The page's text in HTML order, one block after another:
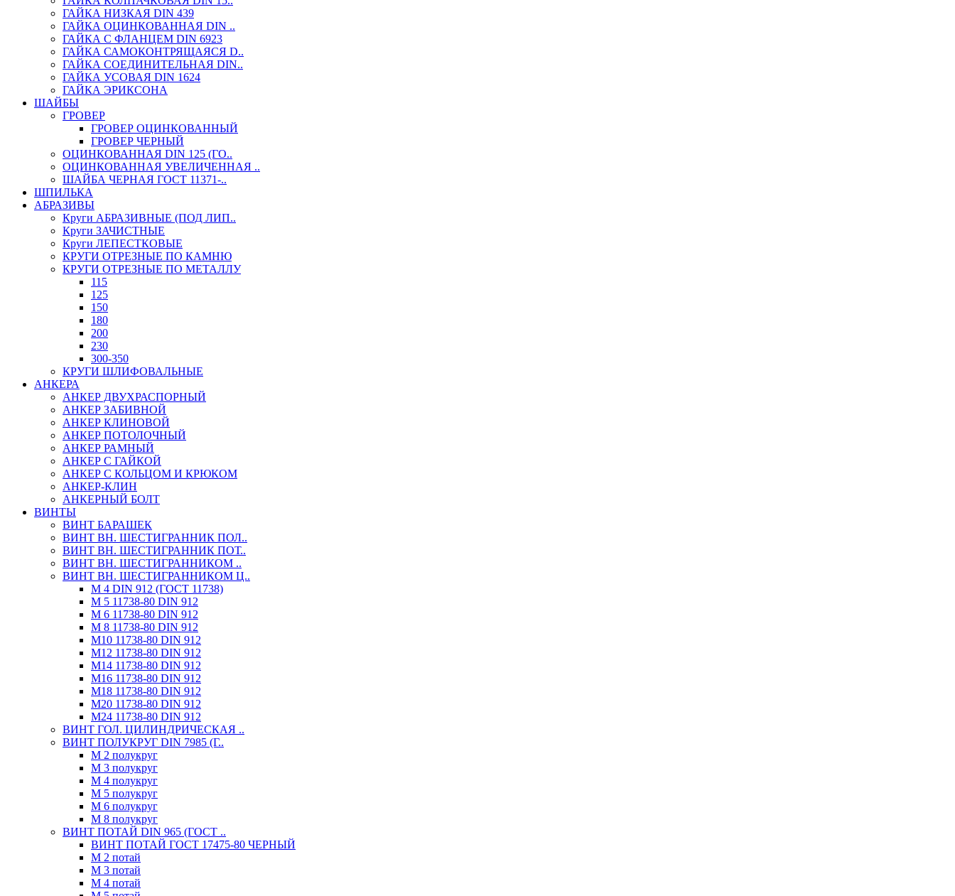
ГАЙКА НИЗКАЯ DIN 439
ГАЙКА ОЦИНКОВАННАЯ DIN ..
ГАЙКА С ФЛАНЦЕМ DIN 6923
ГАЙКА САМОКОНТРЯЩАЯСЯ D..
ГАЙКА СОЕДИНИТЕЛЬНАЯ DIN..
ГАЙКА УСОВАЯ DIN 1624
ГАЙКА ЭРИКСОНА
ШАЙБЫ
ГРОВЕР
ГРОВЕР ОЦИНКОВАННЫЙ
ГРОВЕР ЧЕРНЫЙ
ОЦИНКОВАННАЯ DIN 125 (ГО..
ОЦИНКОВАННАЯ УВЕЛИЧЕННАЯ ..
ШАЙБА ЧЕРНАЯ ГОСТ 11371-..
ШПИЛЬКА
АБРАЗИВЫ
Круги АБРАЗИВНЫЕ (ПОД ЛИП..
Круги ЗАЧИСТНЫЕ
Круги ЛЕПЕСТКОВЫЕ
КРУГИ ОТРЕЗНЫЕ ПО КАМНЮ
КРУГИ ОТРЕЗНЫЕ ПО МЕТАЛЛУ
115
125
150
180
200
230
300-350
КРУГИ ШЛИФОВАЛЬНЫЕ
АНКЕРА
АНКЕР ДВУХРАСПОРНЫЙ
АНКЕР ЗАБИВНОЙ
АНКЕР КЛИНОВОЙ
АНКЕР ПОТОЛОЧНЫЙ
АНКЕР РАМНЫЙ
АНКЕР С ГАЙКОЙ
АНКЕР С КОЛЬЦОМ И КРЮКОМ
АНКЕР-КЛИН
АНКЕРНЫЙ БОЛТ
ВИНТЫ
ВИНТ БАРАШЕК
ВИНТ ВН. ШЕСТИГРАННИК ПОЛ..
ВИНТ ВН. ШЕСТИГРАННИК ПОТ..
ВИНТ ВН. ШЕСТИГРАННИКОМ ..
ВИНТ ВН. ШЕСТИГРАННИКОМ Ц..
М 4 DIN 912 (ГОСТ 11738)
М 5 11738-80 DIN 912
М 6 11738-80 DIN 912
М 8 11738-80 DIN 912
М10 11738-80 DIN 912
М12 11738-80 DIN 912
М14 11738-80 DIN 912
М16 11738-80 DIN 912
М18 11738-80 DIN 912
М20 11738-80 DIN 912
М24 11738-80 DIN 912
ВИНТ ГОЛ. ЦИЛИНДРИЧЕСКАЯ ..
ВИНТ ПОЛУКРУГ DIN 7985 (Г..
М 2 полукруг
М 3 полукруг
М 4 полукруг
М 5 полукруг
М 6 полукруг
М 8 полукруг
ВИНТ ПОТАЙ DIN 965 (ГОСТ ..
ВИНТ ПОТАЙ ГОСТ 17475-80 ЧЕРНЫЙ
М 2 потай
М 3 потай
М 4 потай